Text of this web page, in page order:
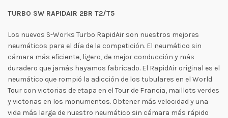
TURBO SW RAPIDAIR 2BR T2/T5
Los nuevos S-Works Turbo RapidAir son nuestros mejores
neumáticos para el día de la competición. El neumático sin
cámara más eficiente, ligero, de mejor conducción y más
duradero que jamás hayamos fabricado. El RapidAir original es el
neumático que rompió la adicción de los tubulares en el World
Tour con victorias de etapa en el Tour de Francia, maillots verdes
y victorias en los monumentos. Obtener más velocidad y una
vida más larga de nuestro neumático sin cámara más rápido